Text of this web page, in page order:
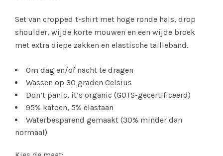
Set van cropped t-shirt met hoge ronde hals, drop
shoulder, wijde korte mouwen en een wijde broek
met extra diepe zakken en elastische tailleband.
Om dag en/of nacht te dragen
Wassen op 30 graden Celsius
Don’t panic, it’s organic (GOTS-gecertificeerd)
95% katoen, 5% elastaan
Waterbesparend gemaakt (30% minder dan
normaal)